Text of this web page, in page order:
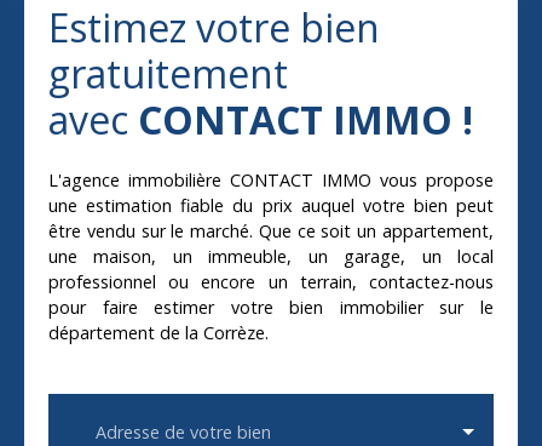
Estimez votre bien
gratuitement
avec CONTACT IMMO !
L'agence immobilière CONTACT IMMO vous propose
une estimation fiable du prix auquel votre bien peut
être vendu sur le marché. Que ce soit un appartement,
une maison, un immeuble, un garage, un local
professionnel ou encore un terrain, contactez-nous
pour faire estimer votre bien immobilier sur le
département de la Corrèze.
Adresse de votre bien